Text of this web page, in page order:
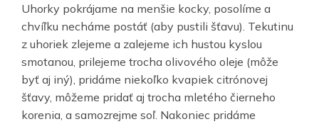
Uhorky pokrájame na menšie kocky, posolíme a
chvíľku necháme postáť (aby pustili šťavu). Tekutinu
z uhoriek zlejeme a zalejeme ich hustou kyslou
smotanou, prilejeme trocha olivového oleje (môže
byť aj iný), pridáme niekoľko kvapiek citrónovej
šťavy, môžeme pridať aj trocha mletého čierneho
korenia, a samozrejme soľ. Nakoniec pridáme